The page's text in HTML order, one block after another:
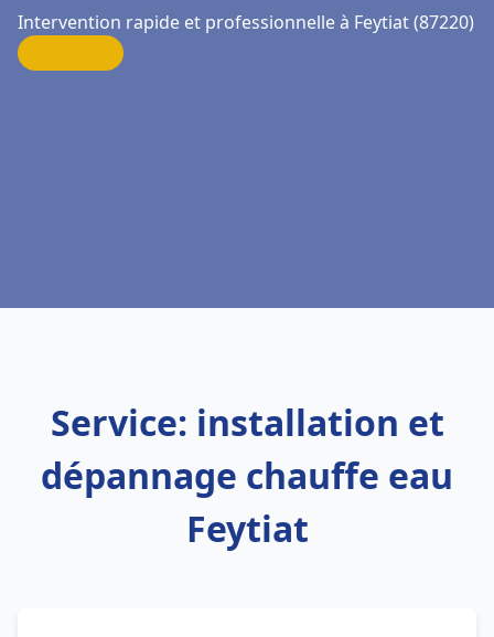
Intervention rapide et professionnelle à Feytiat (87220)
Service: installation et
dépannage chauffe eau
Feytiat